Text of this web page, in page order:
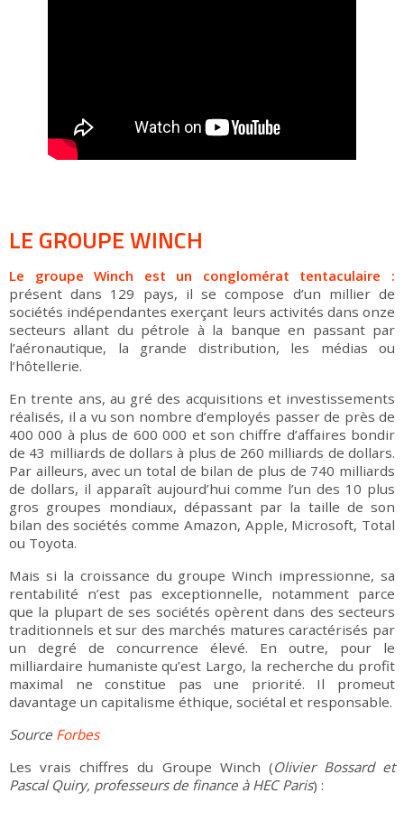
LE GROUPE WINCH
Le groupe Winch est un conglomérat tentaculaire :
présent dans 129 pays, il se compose d’un millier de
sociétés indépendantes exerçant leurs activités dans onze
secteurs allant du pétrole à la banque en passant par
l’aéronautique, la grande distribution, les médias ou
l’hôtellerie.
En trente ans, au gré des acquisitions et investissements
réalisés, il a vu son nombre d’employés passer de près de
400 000 à plus de 600 000 et son chiffre d’affaires bondir
de 43 milliards de dollars à plus de 260 milliards de dollars.
Par ailleurs, avec un total de bilan de plus de 740 milliards
de dollars, il apparaît aujourd’hui comme l’un des 10 plus
gros groupes mondiaux, dépassant par la taille de son
bilan des sociétés comme Amazon, Apple, Microsoft, Total
ou Toyota.
Mais si la croissance du groupe Winch impressionne, sa
rentabilité n’est pas exceptionnelle, notamment parce
que la plupart de ses sociétés opèrent dans des secteurs
traditionnels et sur des marchés matures caractérisés par
un degré de concurrence élevé. En outre, pour le
milliardaire humaniste qu’est Largo, la recherche du profit
maximal ne constitue pas une priorité. Il promeut
davantage un capitalisme éthique, sociétal et responsable.
Source Forbes
Les vrais chiffres du Groupe Winch (Olivier Bossard et
Pascal Quiry, professeurs de finance à HEC Paris) :